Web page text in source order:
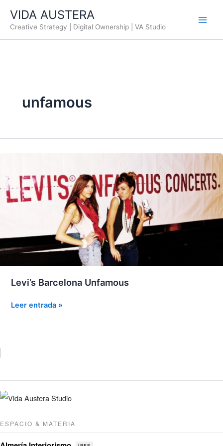
contenido
VIDA AUSTERA
Creative Strategy | Digital Ownership | VA Studio
unfamous
Levi’s Barcelona Unfamous
Levi’s
Leer entrada »
ESPACIO & MATERIA